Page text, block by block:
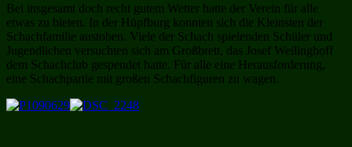
Bei insgesamt doch recht gutem Wetter hatte der Verein für alle
etwas zu bieten. In der Hüpfburg konnten sich die Kleinsten der
Schachfamilie austoben. Viele der Schach spielenden Schüler und
Jugendlichen versuchten sich am Großbrett, das Josef Weilinghoff
dem Schachclub gespendet hatte. Für alle eine Herausforderung,
eine Schachpartie mit großen Schachfiguren zu wagen.